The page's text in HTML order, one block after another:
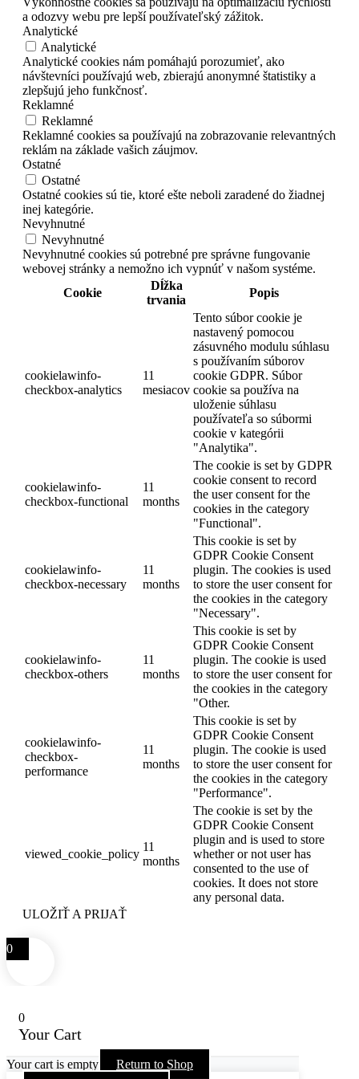
a odozvy webu pre lepší používateľský zážitok.
Analytické
Analytické
Analytické cookies nám pomáhajú porozumieť, ako
návštevníci používajú web, zbierajú anonymné štatistiky a
zlepšujú jeho funkčnosť.
Reklamné
Reklamné
Reklamné cookies sa používajú na zobrazovanie relevantných
reklám na základe vašich záujmov.
Ostatné
Ostatné
Ostatné cookies sú tie, ktoré ešte neboli zaradené do žiadnej
inej kategórie.
Nevyhnutné
Nevyhnutné
Nevyhnutné cookies sú potrebné pre správne fungovanie
webovej stránky a nemožno ich vypnúť v našom systéme.
Cookie
Dĺžka
trvania
Popis
cookielawinfo-
checkbox-analytics
11
mesiacov
Tento súbor cookie je
nastavený pomocou
zásuvného modulu súhlasu
s používaním súborov
cookie GDPR. Súbor
cookie sa používa na
uloženie súhlasu
používateľa so súbormi
cookie v kategórii
"Analytika".
cookielawinfo-
checkbox-functional
11
months
The cookie is set by GDPR
cookie consent to record
the user consent for the
cookies in the category
"Functional".
cookielawinfo-
checkbox-necessary
11
months
This cookie is set by
GDPR Cookie Consent
plugin. The cookies is used
to store the user consent for
the cookies in the category
"Necessary".
cookielawinfo-
checkbox-others
11
months
This cookie is set by
GDPR Cookie Consent
plugin. The cookie is used
to store the user consent for
the cookies in the category
"Other.
cookielawinfo-
checkbox-
performance
11
months
This cookie is set by
GDPR Cookie Consent
plugin. The cookie is used
to store the user consent for
the cookies in the category
"Performance".
viewed_cookie_policy
11
months
The cookie is set by the
GDPR Cookie Consent
plugin and is used to store
whether or not user has
consented to the use of
cookies. It does not store
any personal data.
ULOŽIŤ A PRIJAŤ
0
0
Your Cart
Your cart is empty Return to Shop